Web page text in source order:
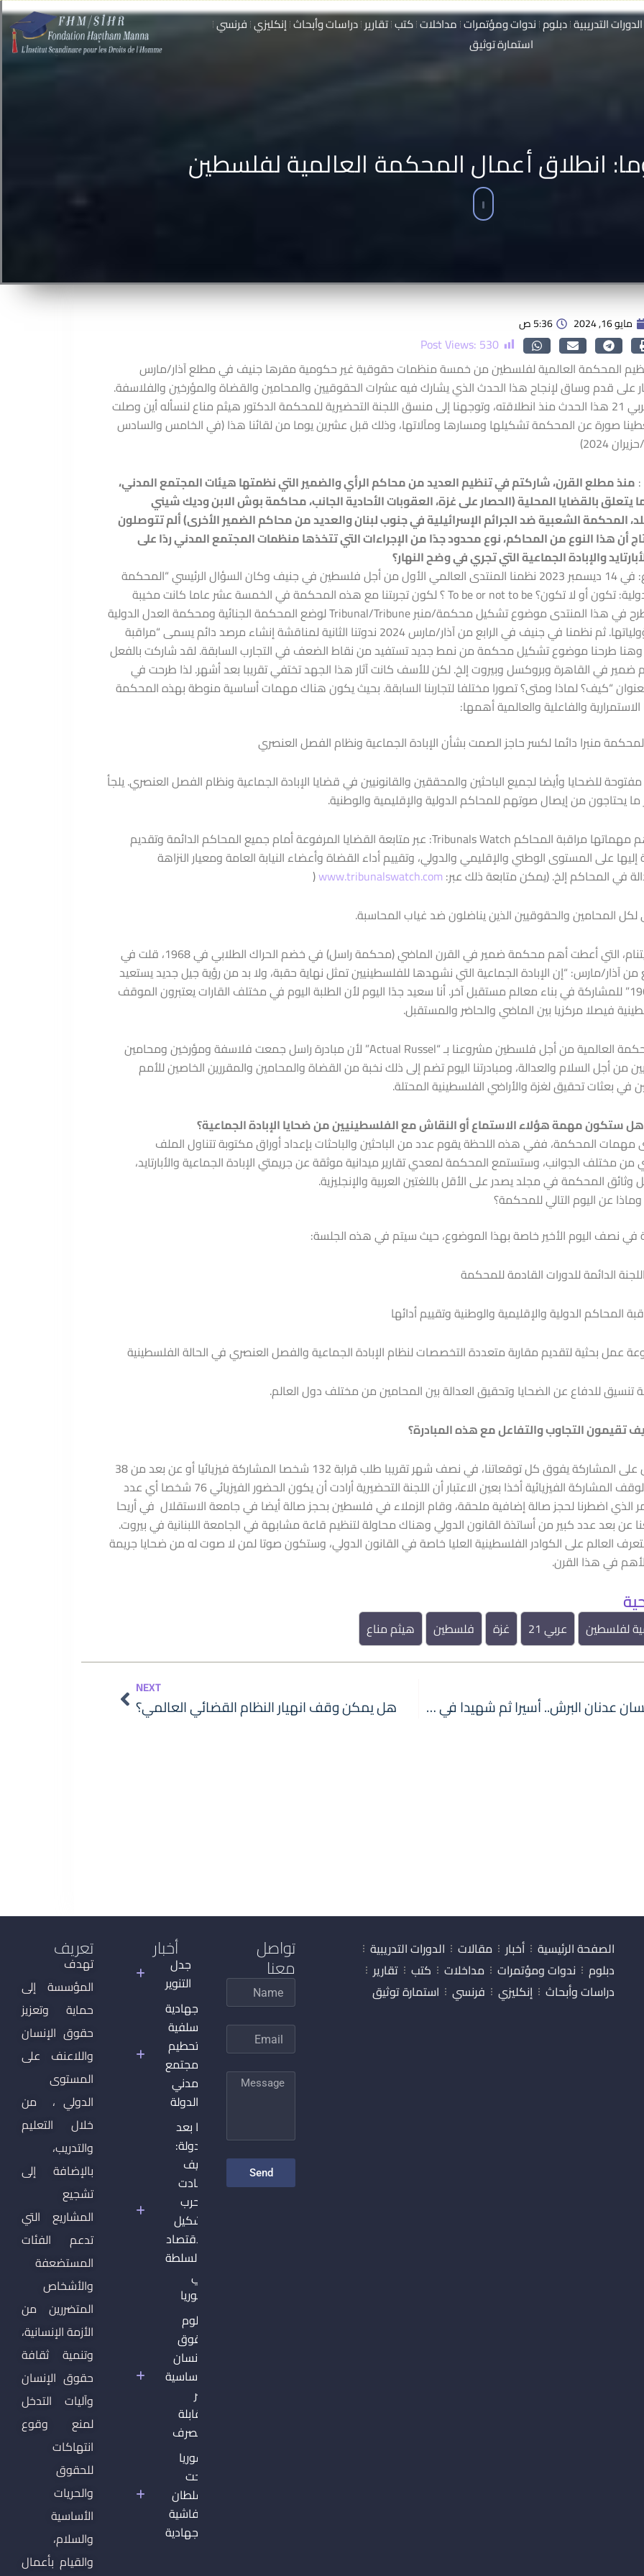
الدورات التدريبية دبلوم ندوات ومؤتمرات مداخلات كتب تقارير دراسات وأبحاث إنكليزي فرنسي
استمارة توثيق
انطلاق أعمال المحكمة العالمية لفلسطين
مايو 16, 2024 5:36 ص
Post Views: 530
المحكمة العالمية لفلسطين من خمسة منظمات حقوقية غير حكومية مقرها جنيف في مطلع آذار/مارس
جار على قدم وساق لإنجاح هذا الحدث الذي يشارك فيه عشرات الحقوقيين والمحامين والقضاة والمؤرخين والفلاسفة.
وقد تابع موقع عربي 21 هذا الحدث منذ انطلاقته، وتوجهنا إلى منسق اللجنة التحضيرية للمحكمة الدكتور هيثم مناع لنسأله أين وصلت
صورة عن المحكمة تشكيلها ومسارها ومآلاتها، وذلك قبل عشرين يوما من لقائنا هذا (في الخامس والسادس
2024)
منذ مطلع القرن، شاركتم في تنظيم العديد من محاكم الرأي والضمير التي نظمتها هيئات المجتمع المدني،
يتعلق بالقضايا المحلية (الحصار على غزة، العقوبات الأحادية الجانب، محاكمة بوش الابن وديك شيني
المحكمة الشعبية ضد الجرائم الإسرائيلية في جنوب لبنان والعديد من محاكم الضمير الأخرى) ألم تتوصلون
أن هذا النوع من المحاكم، نوع محدود جدًا من الإجراءات التي تتخذها منظمات المجتمع المدني ردًا على
والإبادة الجماعية التي تجري في وضح النهار؟
هيثم مناع: في 14 ديسمبر 2023 نظمنا المنتدى العالمي الأول من أجل فلسطين في جنيف وكان السؤال الرئيسي “المحكمة
الجنائية الدولية: تكون أو لا تكون؟ To be or not to be ؟ لكون تجربتنا مع هذه المحكمة في الخمسة عشر عاما كانت مخيبة
للآمال. وطرح في هذا المنتدى موضوع تشكيل محكمة/منبر Tribunal/Tribune لوضع المحكمة الجنائية ومحكمة العدل الدولية
أمام مسؤولياتها. ثم نظمنا في جنيف في الرابع من آذار/مارس 2024 ندوتنا الثانية لمناقشة إنشاء مرصد دائم يسمى “مراقبة
وهنا طرحنا موضوع تشكيل محكمة من نمط جديد تستفيد من نقاط الضعف في التجارب السابقة. لقد شاركت بالفعل
في القاهرة وبروكسل وبيروت إلخ. لكن للأسف كانت آثار هذا الجهد تختفي تقريبا بعد أشهر. لذا طرحت في
“كيف؟ لماذا ومتى؟ تصورا مختلفا لتجاربنا السابقة. بحيث يكون هناك مهمات أساسية منوطة بهذه المحكمة
والفاعلية والعالمية أهمها:
منبرا دائما لكسر حاجز الصمت بشأن الإبادة الجماعية ونظام الفصل العنصري
للضحايا وأيضا لجميع الباحثين والمحققين والقانونيين في قضايا الإبادة الجماعية ونظام الفصل العنصري. يلجأ
ما يحتاجون من إيصال صوتهم للمحاكم الدولية والإقليمية والوطنية.
– أن يكون من أهم مهماتها مراقبة المحاكم Tribunals Watch: عبر متابعة القضايا المرفوعة أمام جميع المحاكم الدائمة وتقديم
على المستوى الوطني والإقليمي والدولي، وتقييم أداء القضاة وأعضاء النيابة العامة ومعيار النزاهة
في المحاكم إلخ. (يمكن متابعة ذلك عبر:www.tribunalswatch.com
(
المحامين والحقوقيين الذين يناضلون ضد غياب المحاسبة.
كما كانت حرب فيتنام، التي أعطت أهم محكمة ضمير في القرن الماضي (محكمة راسل) في خضم الحراك الطلابي في 1968، قلت في
من آذار/مارس: “إن الإبادة الجماعية التي نشهدها للفلسطينيين تمثل نهاية حقبة، ولا بد من رؤية جيل جديد يستعيد
إضاءات أحداث 1968” للمشاركة في بناء معالم مستقبل آخر. أنا سعيد جدًا اليوم لأن الطلبة اليوم في مختلف القارات يعتبرون الموقف
فيصلا مركزيا بين الماضي والحاضر والمستقبل.
يمكن تسمية المحكمة العالمية من أجل فلسطين مشروعنا بـ “Actual Russel” لأن مبادرة راسل جمعت فلاسفة ومؤرخين ومحامين
من أجل السلام والعدالة، ومبادرتنا اليوم تضم إلى ذلك نخبة من القضاة والمحامين والمقررين الخاصين للأمم
في بعثات تحقيق لغزة والأراضي الفلسطينية المحتلة.
المحكمة، ففي هذه اللحظة يقوم عدد من الباحثين والباحثات بإعداد أوراق مكتوبة تتناول الملف
من مختلف الجوانب، وستستمع المحكمة لمعدي تقارير ميدانية موثقة عن جريمتي الإبادة الجماعية والأبارتايد،
المحكمة في مجلد يصدر على الأقل باللغتين العربية والإنجليزية.
في نصف اليوم الأخير خاصة بهذا الموضوع، حيث سيتم في هذه الجلسة:
الدائمة للدورات القادمة للمحكمة
المحاكم الدولية والإقليمية والوطنية وتقييم أدائها
بحثية لتقديم مقاربة متعددة التخصصات لنظام الإبادة الجماعية والفصل العنصري في الحالة الفلسطينية
للدفاع عن الضحايا وتحقيق العدالة بين المحامين من مختلف دول العالم.
– لقد كان الإقبال على المشاركة يفوق كل توقعاتنا، في نصف شهر تقريبا طلب قرابة 132 شخصا المشاركة فيزيائيا أو عن بعد من 38
جنسية. فاضطررنا لوقف المشاركة الفيزيائية أخذا بعين الاعتبار أن اللجنة التحضيرية أرادت أن يكون الحضور الفيزيائي 76 شخصا أي عدد
الذي اضطرنا لحجز صالة إضافية ملحقة، وقام الزملاء في فلسطين بحجز صالة أيضا في جامعة الاستقلال في أريحا
عن بعد عدد كبير من أساتذة القانون الدولي وهناك محاولة لتنظيم قاعة مشابهة في الجامعة اللبنانية في بيروت.
العالم على الكوادر الفلسطينية العليا خاصة في القانون الدولي، وستكون صوتا لمن لا صوت له من ضحايا جريمة
في هذا القرن.
لفلسطين عربي 21 غزة فلسطين هيثم مناع
الطبيب الإنسان عدنان البرش.. أسيرا ثم شهيدا في سجن إسرائيلي
NEXT
هل يمكن وقف انهيار النظام القضائي العالمي؟
Next
تعريف
تهدف
المؤسسة إلى
حماية وتعزيز
حقوق الإنسان
واللاعنف على
المستوى
الدولي ، من
خلال التعليم
والتدريب،
بالإضافة إلى
تشجيع
المشاريع التي
تدعم الفئات
المستضعفة
والأشخاص
المتضررين من
الأزمة الإنسانية،
وتنمية ثقافة
حقوق الإنسان
وآليات التدخل
لمنع وقوع
انتهاكات
للحقوق
والحريات
الأساسية
والسلام،
والقيام بأعمال
أخبار
جدل
التنوير
الجهادية
السلفية
وتحطيم
المجتمع
المدني
والدولة
ما بعد
الدولة:
كيف
أعادت
الحرب
تشكيل
الاقتصاد
والسلطة
في
سوريا
دبلوم
حقوق
الإنسان
الأساسية
غير
القابلة
للتصرف
سوريا
تحت
سلطان
الفاشية
الجهادية
تواصل
معنا
Send
الصفحة الرئيسية أخبار مقالات
الدورات التدريبية
دبلوم
ندوات ومؤتمرات مداخلات كتب
تقارير
دراسات وأبحاث
إنكليزي فرنسي استمارة توثيق